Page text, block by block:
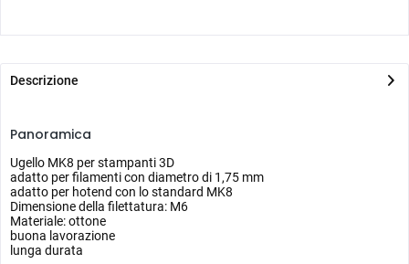
Descrizione
Panoramica
Ugello MK8 per stampanti 3D
adatto per filamenti con diametro di 1,75 mm
adatto per hotend con lo standard MK8
Dimensione della filettatura: M6
Materiale: ottone
buona lavorazione
lunga durata